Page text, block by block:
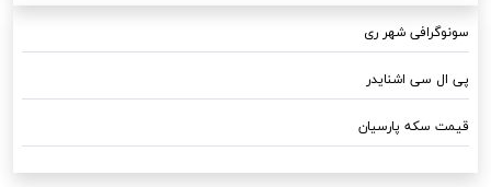
سونوگرافی شهر ری
پی ال سی اشنایدر
قیمت سکه پارسیان